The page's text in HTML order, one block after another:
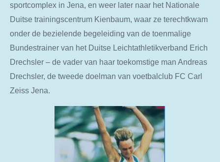
sportcomplex in Jena, en weer later naar het Nationale
Duitse trainingscentrum Kienbaum, waar ze terechtkwam
onder de bezielende begeleiding van de toenmalige
Bundestrainer van het Duitse Leichtathletikverband Erich
Drechsler – de vader van haar toekomstige man Andreas
Drechsler, de tweede doelman van voetbalclub FC Carl
Zeiss Jena.